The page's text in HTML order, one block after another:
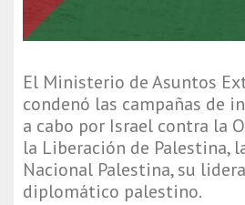
El Ministerio de Asuntos
condenó las campañas de
a cabo por Israel contra la
la Liberación de Palestina,
Nacional Palestina, su
diplomático palestino.